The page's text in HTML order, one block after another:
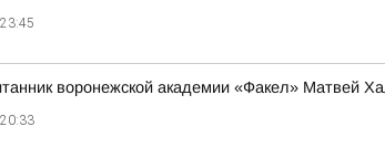
воронежской академии «Факел» Матвей